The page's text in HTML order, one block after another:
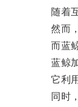
随着互
然而，
而蓝鲸
蓝鲸加
它利用
同时，